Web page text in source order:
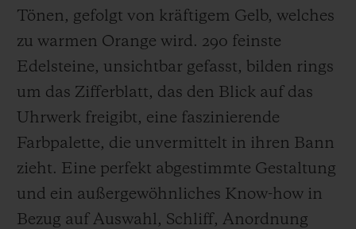
Tönen, gefolgt von kräftigem Gelb, welches
zu warmen Orange wird. 290 feinste
Edelsteine, unsichtbar gefasst, bilden rings
um das Zifferblatt, das den Blick auf das
Uhrwerk freigibt, eine faszinierende
Farbpalette, die unvermittelt in ihren Bann
zieht. Eine perfekt abgestimmte Gestaltung
und ein außergewöhnliches Know-how in
Bezug auf Auswahl, Schliff, Anordnung
EINE BOUTIQUE FINDEN